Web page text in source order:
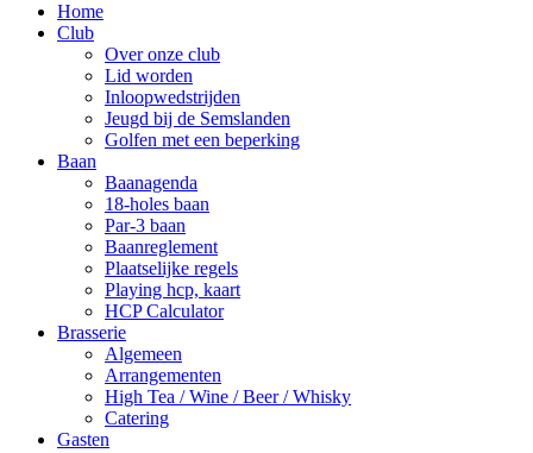
Home
Club
Over onze club
Lid worden
Inloopwedstrijden
Jeugd bij de Semslanden
Golfen met een beperking
Baan
Baanagenda
18-holes baan
Par-3 baan
Baanreglement
Plaatselijke regels
Playing hcp, kaart
HCP Calculator
Brasserie
Algemeen
Arrangementen
High Tea / Wine / Beer / Whisky
Catering
Gasten